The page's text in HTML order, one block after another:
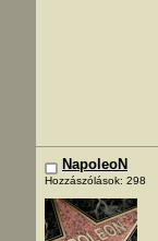
NapoleoN
Hozzászólások: 298